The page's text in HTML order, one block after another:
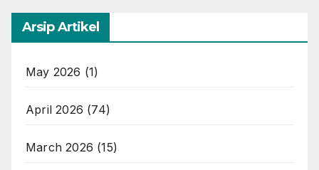
Arsip Artikel
May 2026 (1)
April 2026 (74)
March 2026 (15)